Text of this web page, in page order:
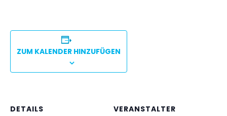
ZUM KALENDER HINZUFÜGEN
DETAILS
VERANSTALTER